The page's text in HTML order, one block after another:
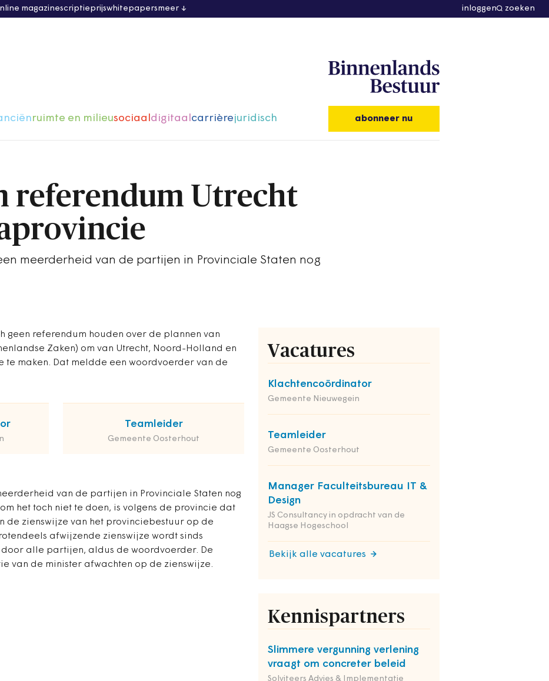
magazinescriptieprijswhitepapersmeer inloggen zoeken
ruimte en milieusociaaldigitaalcarrièrejuridisch abonneer nu
referendum Utrecht
meerderheid van de partijen in Provinciale Staten nog
geen referendum houden over de plannen van
Zaken) om van Utrecht, Noord-Holland en
te maken. Dat meldde een woordvoerder van de
Teamleider
Gemeente Oosterhout
van de partijen in Provinciale Staten nog
het toch niet te doen, is volgens de provincie dat
de zienswijze van het provinciebestuur op de
afwijzende zienswijze wordt sinds
alle partijen, aldus de woordvoerder. De
van de minister afwachten op de zienswijze.
Vacatures
Klachtencoördinator
Gemeente Nieuwegein
Teamleider
Gemeente Oosterhout
Manager Faculteitsbureau IT &
Design
JS Consultancy in opdracht van de
Haagse Hogeschool
Bekijk alle vacatures
Kennispartners
Slimmere vergunning verlening
vraagt om concreter beleid
Solviteers Advies & Implementatie